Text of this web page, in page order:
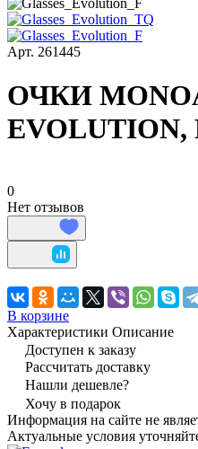
Арт. 261445
ОЧКИ
EVOLUTION,
0
Нет отзывов
В корзине
Характеристики Описание
Доступен к заказу
Рассчитать доставку
Нашли дешевле?
Хочу в подарок
Информация на сайте не
Актуальные условия